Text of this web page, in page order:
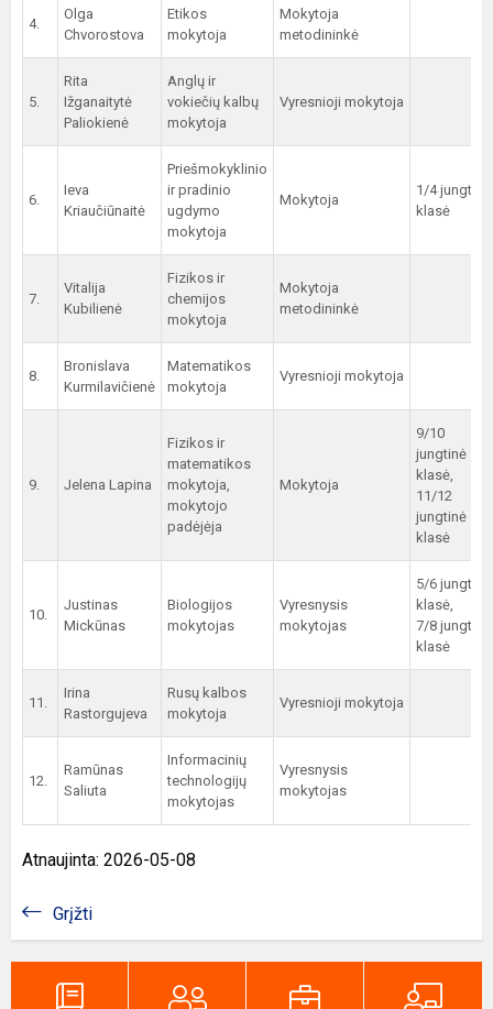
4.
Olga
Chvorostova
Etikos
mokytoja
Mokytoja
metodininkė
5.
Rita
Ižganaitytė
Paliokienė
Anglų ir
vokiečių kalbų
mokytoja
Vyresnioji mokytoja
6.
Ieva
Kriaučiūnaitė
Priešmokyklinio
ir pradinio
ugdymo
mokytoja
Mokytoja
1/4 jungtinė
klasė
7.
Vitalija
Kubilienė
Fizikos ir
chemijos
mokytoja
Mokytoja
metodininkė
8.
Bronislava
Kurmilavičienė
Matematikos
mokytoja
Vyresnioji mokytoja
9. Jelena Lapina
Fizikos ir
matematikos
mokytoja,
mokytojo
padėjėja
Mokytoja
9/10
jungtinė
klasė,
11/12
jungtinė
klasė
10.
Justinas
Mickūnas
Biologijos
mokytojas
Vyresnysis
mokytojas
5/6 jungtinė
klasė,
7/8 jungtinė
klasė
11.
Irina
Rastorgujeva
Rusų kalbos
mokytoja
Vyresnioji mokytoja
12.
Ramūnas
Saliuta
Informacinių
technologijų
mokytojas
Vyresnysis
mokytojas
Atnaujinta: 2026-05-08
Grįžti